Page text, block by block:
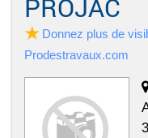
PROJAC
Donnez plus de
Prodestravaux.com